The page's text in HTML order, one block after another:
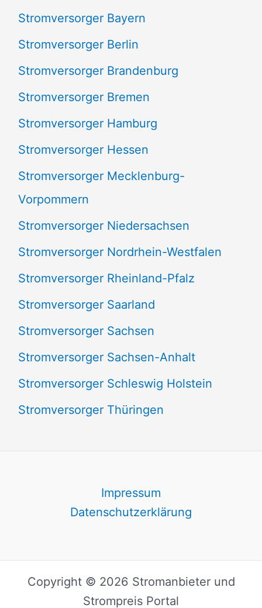
h
:
Stromversorger Bayern
Stromversorger Berlin
Stromversorger Brandenburg
Stromversorger Bremen
Stromversorger Hamburg
Stromversorger Hessen
Stromversorger Mecklenburg-
Vorpommern
Stromversorger Niedersachsen
Stromversorger Nordrhein-Westfalen
Stromversorger Rheinland-Pfalz
Stromversorger Saarland
Stromversorger Sachsen
Stromversorger Sachsen-Anhalt
Stromversorger Schleswig Holstein
Stromversorger Thüringen
Impressum
Datenschutzerklärung
Copyright © 2026 Stromanbieter und
Strompreis Portal